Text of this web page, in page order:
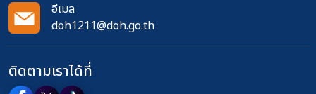
อีเมล
doh1211@doh.go.th
ติดตามเราได้ที่